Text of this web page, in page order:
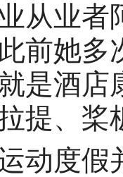
从业者
前她多
是酒店
提、桨
动度假